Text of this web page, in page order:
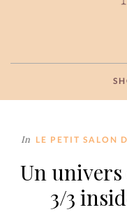
In LE PETIT SALON
Un univers
3/3